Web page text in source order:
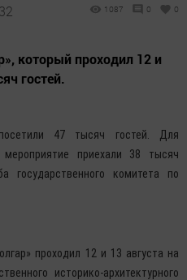
1087 0 0
который проходил 12 и
гостей.
47 тысяч гостей. Для
приехали 38 тысяч
государственного комитета по
проходил 12 и 13 августа на
историко-архитектурного